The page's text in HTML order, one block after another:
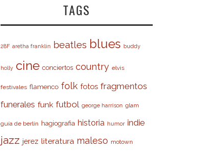
TAGS
28F aretha franklin beatles blues buddy
holly cine conciertos country elvis
festivales flamenco folk fotos fragmentos
funerales funk futbol george harrison glam
guía de berlín hagiografia historia humor indie
jazz jerez literatura maleso motown